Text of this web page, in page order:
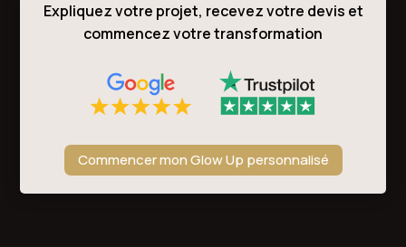
Expliquez votre projet, recevez votre devis et
commencez votre transformation
Commencer mon Glow Up personnalisé